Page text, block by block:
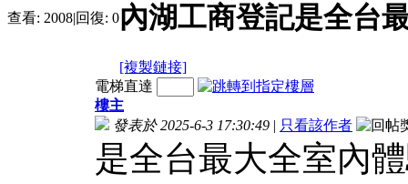
查看: 2008|回復: 0內湖工商登記是全台
[複製鏈接]
電梯直達
樓主
發表於 2025-6-3 17:30:49 | 只看該作者
是全台最大全室內